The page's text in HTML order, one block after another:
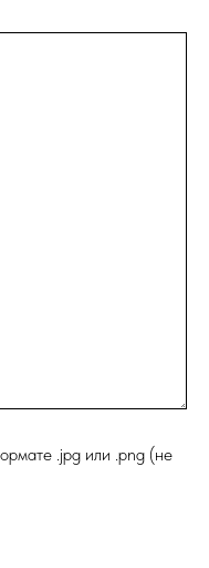
.jpg или .png (не